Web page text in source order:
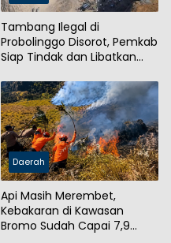
Tambang Ilegal di
Probolinggo Disorot, Pemkab
Siap Tindak dan Libatkan
Daerah
Api Masih Merembet,
Kebakaran di Kawasan
Bromo Sudah Capai 7,9